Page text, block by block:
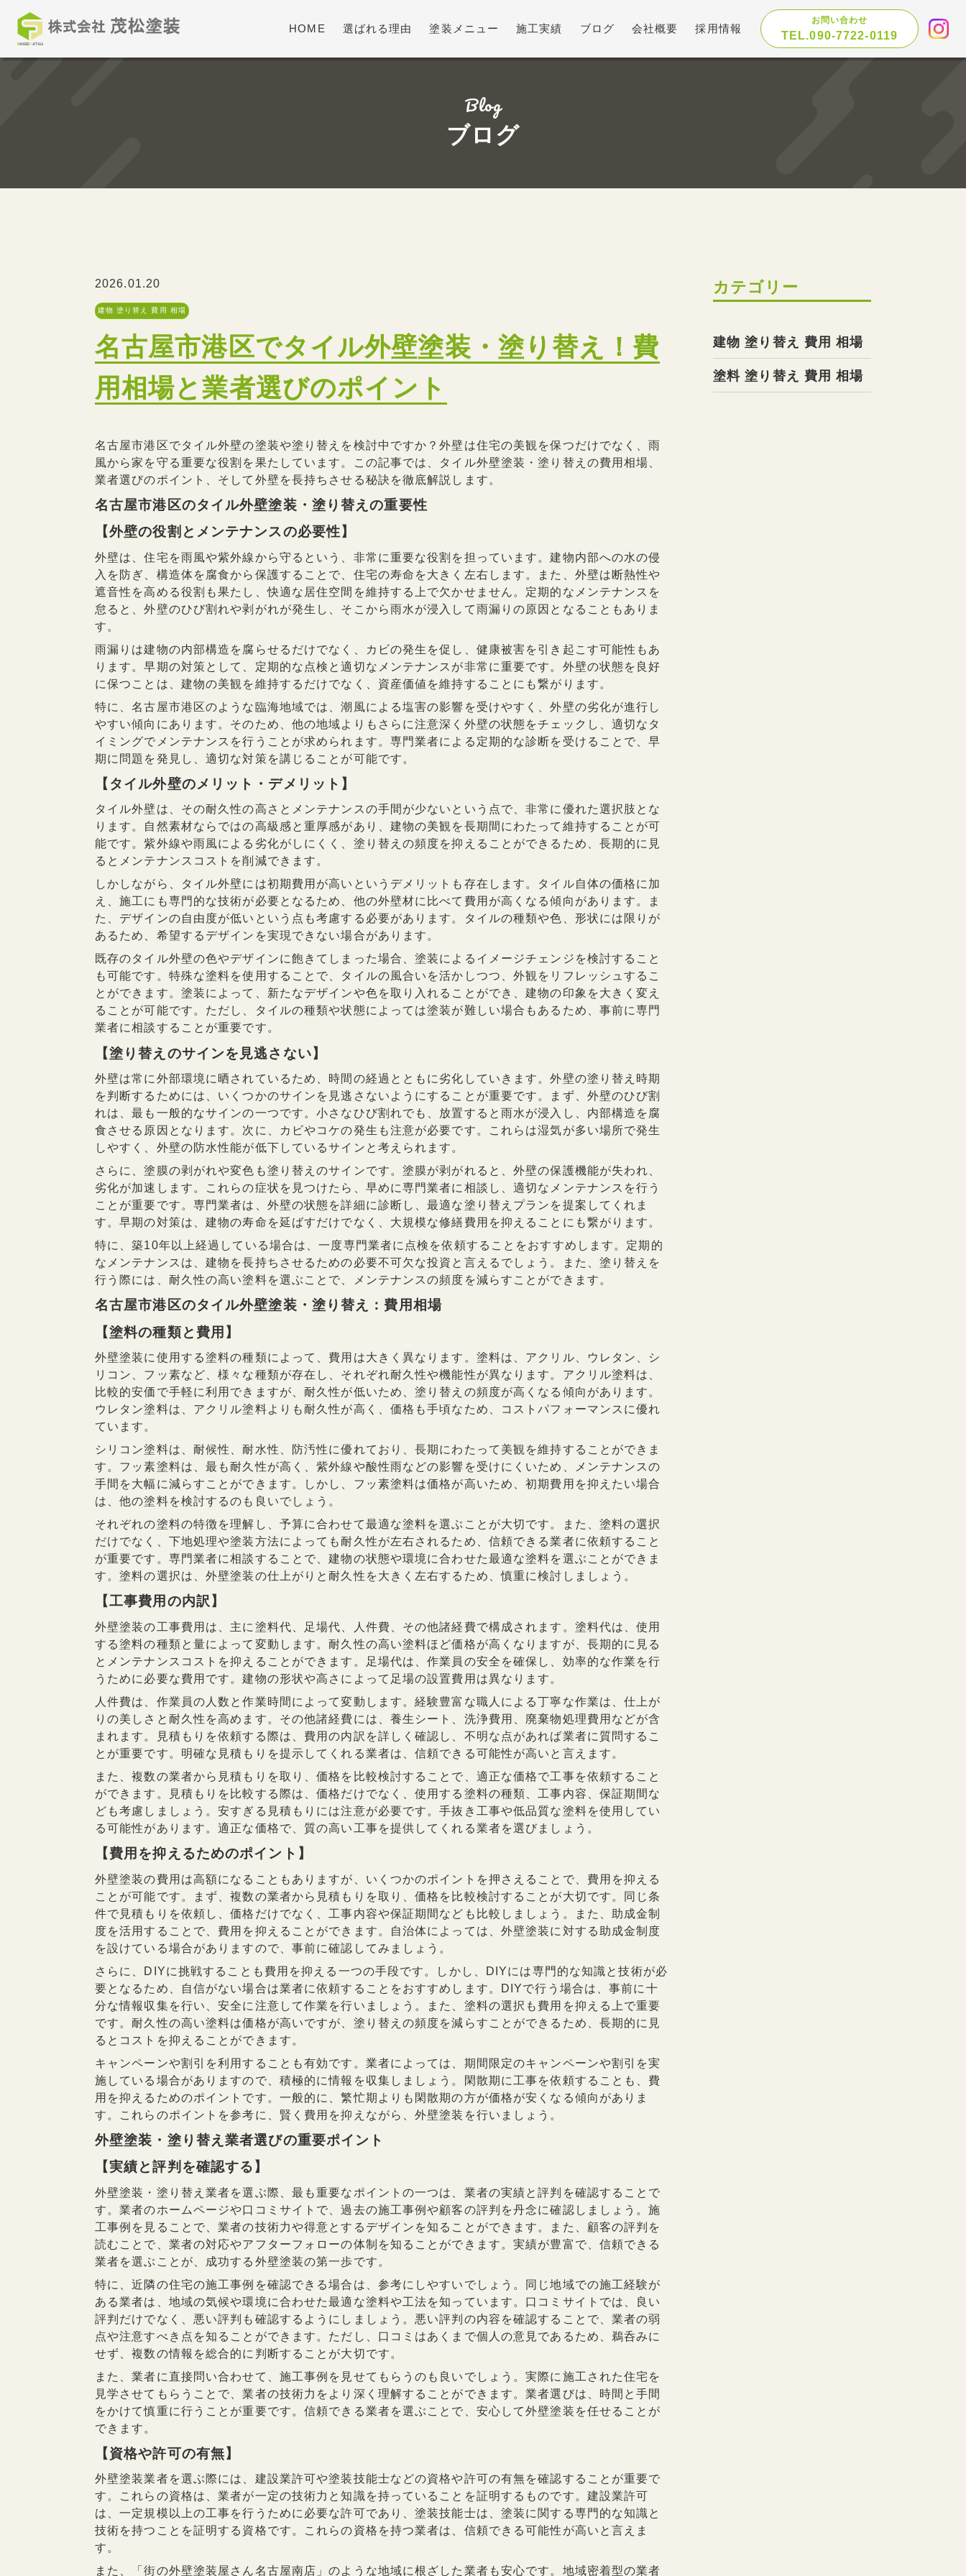
HOME 選ばれる理由 塗装メニュー 施工実績 ブログ 会社概要 採用情報
お問い合わせ
TEL.090-7722-0119
Blog
ブログ
2026.01.20
建物 塗り替え 費用 相場
名古屋市港区でタイル外壁塗装・塗り替え！費
用相場と業者選びのポイント
名古屋市港区でタイル外壁の塗装や塗り替えを検討中ですか？外壁は住宅の美観を保つだけでなく、雨
風から家を守る重要な役割を果たしています。この記事では、タイル外壁塗装・塗り替えの費用相場、
業者選びのポイント、そして外壁を長持ちさせる秘訣を徹底解説します。
名古屋市港区のタイル外壁塗装・塗り替えの重要性
【外壁の役割とメンテナンスの必要性】
外壁は、住宅を雨風や紫外線から守るという、非常に重要な役割を担っています。建物内部への水の侵
入を防ぎ、構造体を腐食から保護することで、住宅の寿命を大きく左右します。また、外壁は断熱性や
遮音性を高める役割も果たし、快適な居住空間を維持する上で欠かせません。定期的なメンテナンスを
怠ると、外壁のひび割れや剥がれが発生し、そこから雨水が浸入して雨漏りの原因となることもありま
す。
雨漏りは建物の内部構造を腐らせるだけでなく、カビの発生を促し、健康被害を引き起こす可能性もあ
ります。早期の対策として、定期的な点検と適切なメンテナンスが非常に重要です。外壁の状態を良好
に保つことは、建物の美観を維持するだけでなく、資産価値を維持することにも繋がります。
特に、名古屋市港区のような臨海地域では、潮風による塩害の影響を受けやすく、外壁の劣化が進行し
やすい傾向にあります。そのため、他の地域よりもさらに注意深く外壁の状態をチェックし、適切なタ
イミングでメンテナンスを行うことが求められます。専門業者による定期的な診断を受けることで、早
期に問題を発見し、適切な対策を講じることが可能です。
【タイル外壁のメリット・デメリット】
タイル外壁は、その耐久性の高さとメンテナンスの手間が少ないという点で、非常に優れた選択肢とな
ります。自然素材ならではの高級感と重厚感があり、建物の美観を長期間にわたって維持することが可
能です。紫外線や雨風による劣化がしにくく、塗り替えの頻度を抑えることができるため、長期的に見
るとメンテナンスコストを削減できます。
しかしながら、タイル外壁には初期費用が高いというデメリットも存在します。タイル自体の価格に加
え、施工にも専門的な技術が必要となるため、他の外壁材に比べて費用が高くなる傾向があります。ま
た、デザインの自由度が低いという点も考慮する必要があります。タイルの種類や色、形状には限りが
あるため、希望するデザインを実現できない場合があります。
既存のタイル外壁の色やデザインに飽きてしまった場合、塗装によるイメージチェンジを検討すること
も可能です。特殊な塗料を使用することで、タイルの風合いを活かしつつ、外観をリフレッシュするこ
とができます。塗装によって、新たなデザインや色を取り入れることができ、建物の印象を大きく変え
ることが可能です。ただし、タイルの種類や状態によっては塗装が難しい場合もあるため、事前に専門
業者に相談することが重要です。
【塗り替えのサインを見逃さない】
外壁は常に外部環境に晒されているため、時間の経過とともに劣化していきます。外壁の塗り替え時期
を判断するためには、いくつかのサインを見逃さないようにすることが重要です。まず、外壁のひび割
れは、最も一般的なサインの一つです。小さなひび割れでも、放置すると雨水が浸入し、内部構造を腐
食させる原因となります。次に、カビやコケの発生も注意が必要です。これらは湿気が多い場所で発生
しやすく、外壁の防水性能が低下しているサインと考えられます。
さらに、塗膜の剥がれや変色も塗り替えのサインです。塗膜が剥がれると、外壁の保護機能が失われ、
劣化が加速します。これらの症状を見つけたら、早めに専門業者に相談し、適切なメンテナンスを行う
ことが重要です。専門業者は、外壁の状態を詳細に診断し、最適な塗り替えプランを提案してくれま
す。早期の対策は、建物の寿命を延ばすだけでなく、大規模な修繕費用を抑えることにも繋がります。
特に、築10年以上経過している場合は、一度専門業者に点検を依頼することをおすすめします。定期的
なメンテナンスは、建物を長持ちさせるための必要不可欠な投資と言えるでしょう。また、塗り替えを
行う際には、耐久性の高い塗料を選ぶことで、メンテナンスの頻度を減らすことができます。
名古屋市港区のタイル外壁塗装・塗り替え：費用相場
【塗料の種類と費用】
外壁塗装に使用する塗料の種類によって、費用は大きく異なります。塗料は、アクリル、ウレタン、シ
リコン、フッ素など、様々な種類が存在し、それぞれ耐久性や機能性が異なります。アクリル塗料は、
比較的安価で手軽に利用できますが、耐久性が低いため、塗り替えの頻度が高くなる傾向があります。
ウレタン塗料は、アクリル塗料よりも耐久性が高く、価格も手頃なため、コストパフォーマンスに優れ
ています。
シリコン塗料は、耐候性、耐水性、防汚性に優れており、長期にわたって美観を維持することができま
す。フッ素塗料は、最も耐久性が高く、紫外線や酸性雨などの影響を受けにくいため、メンテナンスの
手間を大幅に減らすことができます。しかし、フッ素塗料は価格が高いため、初期費用を抑えたい場合
は、他の塗料を検討するのも良いでしょう。
それぞれの塗料の特徴を理解し、予算に合わせて最適な塗料を選ぶことが大切です。また、塗料の選択
だけでなく、下地処理や塗装方法によっても耐久性が左右されるため、信頼できる業者に依頼すること
が重要です。専門業者に相談することで、建物の状態や環境に合わせた最適な塗料を選ぶことができま
す。塗料の選択は、外壁塗装の仕上がりと耐久性を大きく左右するため、慎重に検討しましょう。
【工事費用の内訳】
外壁塗装の工事費用は、主に塗料代、足場代、人件費、その他諸経費で構成されます。塗料代は、使用
する塗料の種類と量によって変動します。耐久性の高い塗料ほど価格が高くなりますが、長期的に見る
とメンテナンスコストを抑えることができます。足場代は、作業員の安全を確保し、効率的な作業を行
うために必要な費用です。建物の形状や高さによって足場の設置費用は異なります。
人件費は、作業員の人数と作業時間によって変動します。経験豊富な職人による丁寧な作業は、仕上が
りの美しさと耐久性を高めます。その他諸経費には、養生シート、洗浄費用、廃棄物処理費用などが含
まれます。見積もりを依頼する際は、費用の内訳を詳しく確認し、不明な点があれば業者に質問するこ
とが重要です。明確な見積もりを提示してくれる業者は、信頼できる可能性が高いと言えます。
また、複数の業者から見積もりを取り、価格を比較検討することで、適正な価格で工事を依頼すること
ができます。見積もりを比較する際は、価格だけでなく、使用する塗料の種類、工事内容、保証期間な
ども考慮しましょう。安すぎる見積もりには注意が必要です。手抜き工事や低品質な塗料を使用してい
る可能性があります。適正な価格で、質の高い工事を提供してくれる業者を選びましょう。
【費用を抑えるためのポイント】
外壁塗装の費用は高額になることもありますが、いくつかのポイントを押さえることで、費用を抑える
ことが可能です。まず、複数の業者から見積もりを取り、価格を比較検討することが大切です。同じ条
件で見積もりを依頼し、価格だけでなく、工事内容や保証期間なども比較しましょう。また、助成金制
度を活用することで、費用を抑えることができます。自治体によっては、外壁塗装に対する助成金制度
を設けている場合がありますので、事前に確認してみましょう。
さらに、DIYに挑戦することも費用を抑える一つの手段です。しかし、DIYには専門的な知識と技術が必
要となるため、自信がない場合は業者に依頼することをおすすめします。DIYで行う場合は、事前に十
分な情報収集を行い、安全に注意して作業を行いましょう。また、塗料の選択も費用を抑える上で重要
です。耐久性の高い塗料は価格が高いですが、塗り替えの頻度を減らすことができるため、長期的に見
るとコストを抑えることができます。
キャンペーンや割引を利用することも有効です。業者によっては、期間限定のキャンペーンや割引を実
施している場合がありますので、積極的に情報を収集しましょう。閑散期に工事を依頼することも、費
用を抑えるためのポイントです。一般的に、繁忙期よりも閑散期の方が価格が安くなる傾向がありま
す。これらのポイントを参考に、賢く費用を抑えながら、外壁塗装を行いましょう。
外壁塗装・塗り替え業者選びの重要ポイント
【実績と評判を確認する】
外壁塗装・塗り替え業者を選ぶ際、最も重要なポイントの一つは、業者の実績と評判を確認することで
す。業者のホームページや口コミサイトで、過去の施工事例や顧客の評判を丹念に確認しましょう。施
工事例を見ることで、業者の技術力や得意とするデザインを知ることができます。また、顧客の評判を
読むことで、業者の対応やアフターフォローの体制を知ることができます。実績が豊富で、信頼できる
業者を選ぶことが、成功する外壁塗装の第一歩です。
特に、近隣の住宅の施工事例を確認できる場合は、参考にしやすいでしょう。同じ地域での施工経験が
ある業者は、地域の気候や環境に合わせた最適な塗料や工法を知っています。口コミサイトでは、良い
評判だけでなく、悪い評判も確認するようにしましょう。悪い評判の内容を確認することで、業者の弱
点や注意すべき点を知ることができます。ただし、口コミはあくまで個人の意見であるため、鵜呑みに
せず、複数の情報を総合的に判断することが大切です。
また、業者に直接問い合わせて、施工事例を見せてもらうのも良いでしょう。実際に施工された住宅を
見学させてもらうことで、業者の技術力をより深く理解することができます。業者選びは、時間と手間
をかけて慎重に行うことが重要です。信頼できる業者を選ぶことで、安心して外壁塗装を任せることが
できます。
【資格や許可の有無】
外壁塗装業者を選ぶ際には、建設業許可や塗装技能士などの資格や許可の有無を確認することが重要で
す。これらの資格は、業者が一定の技術力と知識を持っていることを証明するものです。建設業許可
は、一定規模以上の工事を行うために必要な許可であり、塗装技能士は、塗装に関する専門的な知識と
技術を持つことを証明する資格です。これらの資格を持つ業者は、信頼できる可能性が高いと言えま
す。
また、「街の外壁塗装屋さん名古屋南店」のような地域に根ざした業者も安心です。地域密着型の業者
カテゴリー
建物 塗り替え 費用 相場
塗料 塗り替え 費用 相場